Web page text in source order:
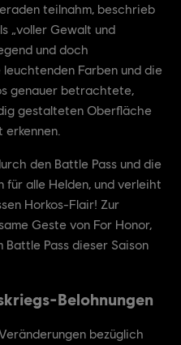
teilnahm, beschrieb
„voller Gewalt und
und doch
Farben und die
genauer betrachtete,
gestalteten Oberfläche
den Battle Pass und die
für alle Helden, und verleiht
Horkos-Flair! Zur
Geste von For Honor,
Battle Pass dieser Saison
Belohnungen
bezüglich